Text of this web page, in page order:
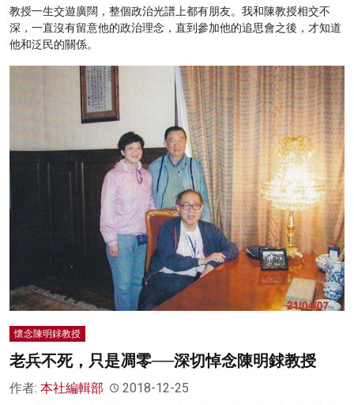
教授一生交遊廣闊，整個政治光譜上都有朋友。我和陳教授相交不
深，一直沒有留意他的政治理念，直到參加他的追思會之後，才知道
他和泛民的關係。
懷念陳明銶教授
老兵不死，只是凋零──深切悼念陳明銶教授
作者: 本社編輯部 2018-12-25